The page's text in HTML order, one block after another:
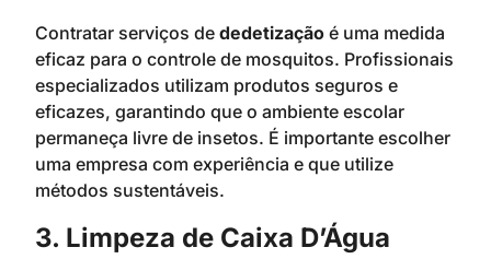
Contratar serviços de dedetização é uma medida
eficaz para o controle de mosquitos. Profissionais
especializados utilizam produtos seguros e
eficazes, garantindo que o ambiente escolar
permaneça livre de insetos. É importante escolher
uma empresa com experiência e que utilize
métodos sustentáveis.
3. Limpeza de Caixa D’Água